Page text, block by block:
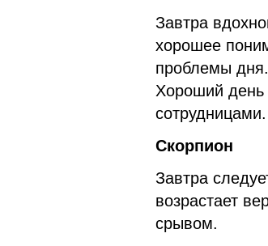
Завтра
хорошее
проблемы дня.
Хороший день
Скорпион
Завтра
возрастает
срывом.